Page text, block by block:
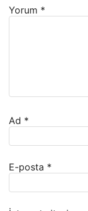
Yorum *
Ad *
E-posta *